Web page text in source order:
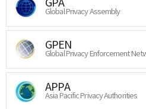
Global Privacy Assembly
GPEN
Global Privacy Enforcement
APPA
Asia Pacific Privacy Authorities